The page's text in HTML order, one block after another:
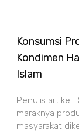
Konsumsi
Kondimen
Islam
Penulis artikel
maraknya
masyarakat